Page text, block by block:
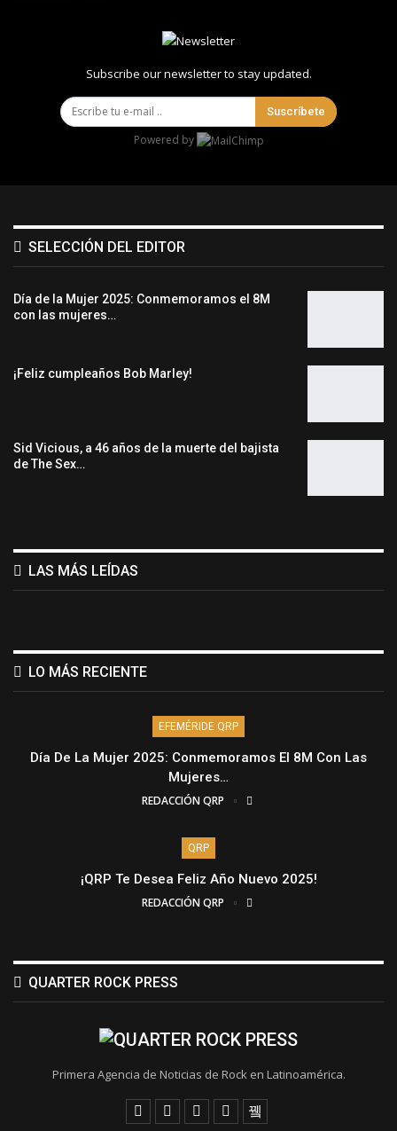
Subscribe our newsletter to stay updated.
Suscríbete
Powered by
SELECCIÓN DEL EDITOR
Día de la Mujer 2025: Conmemoramos el 8M
con las mujeres…
¡Feliz cumpleaños Bob Marley!
Sid Vicious, a 46 años de la muerte del bajista
de The Sex…
LAS MÁS LEÍDAS
LO MÁS RECIENTE
EFEMÉRIDE QRP
Día De La Mujer 2025: Conmemoramos El 8M Con Las
Mujeres…
REDACCIÓN QRP
QRP
¡QRP Te Desea Feliz Año Nuevo 2025!
REDACCIÓN QRP
QUARTER ROCK PRESS
Primera Agencia de Noticias de Rock en Latinoamérica.